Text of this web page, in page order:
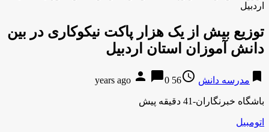
اردبیل
توزیع بیش از یک هزار پاکت نیکوکاری در بین
دانش آموزان استان اردبیل
bookmark مدرسه دانش access_time
56 years ago
person chat_bubble0
باشگاه خبرنگاران-41 دقیقه پیش
اتومبیل